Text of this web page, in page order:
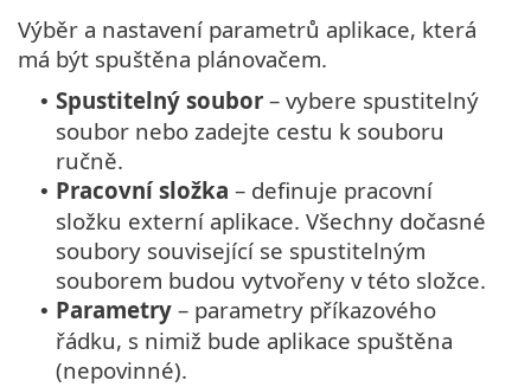
Výběr a nastavení parametrů aplikace, která
má být spuštěna plánovačem.
• Spustitelný soubor – vybere spustitelný
soubor nebo zadejte cestu k souboru
ručně.
• Pracovní složka – definuje pracovní
složku externí aplikace. Všechny dočasné
soubory související se spustitelným
souborem budou vytvořeny v této složce.
• Parametry – parametry příkazového
řádku, s nimiž bude aplikace spuštěna
(nepovinné).